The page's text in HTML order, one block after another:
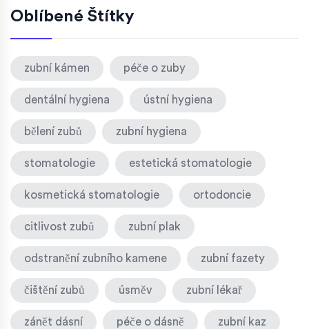
Oblíbené Štítky
zubní kámen péče o zuby
dentální hygiena ústní hygiena
bělení zubů zubní hygiena
stomatologie estetická stomatologie
kosmetická stomatologie ortodoncie
citlivost zubů zubní plak
odstranění zubního kamene zubní fazety
čištění zubů úsměv zubní lékař
zánět dásní péče o dásně zubní kaz